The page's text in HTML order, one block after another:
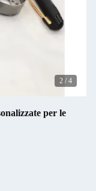
2 / 4
per le